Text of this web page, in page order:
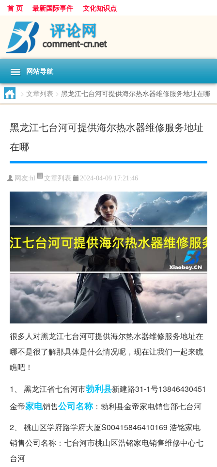
首 页 最新国际事件 文化知识点
网站导航
> 文章列表 > 黑龙江七台河可提供海尔热水器维修服务地址在哪
黑龙江七台河可提供海尔热水器维修服务地址
在哪
网友:hl 文章列表 2024-04-09 17:21:46
很多人对黑龙江七台河可提供海尔热水器维修服务地址在
哪不是很了解那具体是什么情况呢，现在让我们一起来瞧
瞧吧！
1、 黑龙江省七台河市勃利县新建路31-1号13846430451
金帝家电销售公司名称：勃利县金帝家电销售部七台河
2、 桃山区学府路学府大厦S00415846410169 浩铭家电
销售公司名称：七台河市桃山区浩铭家电销售维修中心七
台河